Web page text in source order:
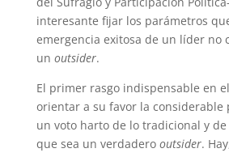
interesante fijar los parámetros
emergencia exitosa de un líder no
un outsider.
El primer rasgo indispensable en
orientar a su favor la considerable
un voto harto de lo tradicional y de
que sea un verdadero outsider.